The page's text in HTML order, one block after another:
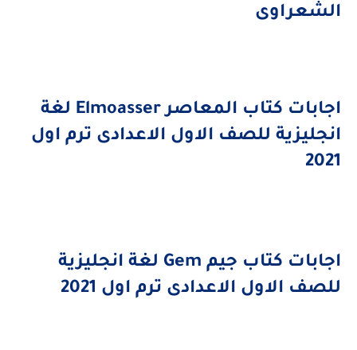
الشعراوى
اجابات كتاب المعاصرElmoasser لغة
انجليزية للصف الاول الاعدادى ترم اول
2021
اجابات كتاب جيم Gem لغة انجليزية
للصف الاول الاعدادى ترم اول 2021